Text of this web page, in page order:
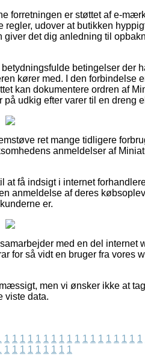
forretningen er støttet af e-
udover at butikken
det dig anledning til
betingelser der
kører med. I den forbindelse
kan dokumentere ordren af
på udkig efter varer til en dreng
ret mange tidligere
anmeldelser af
at få indsigt i internet
anmeldelse af deres
er.
med en del internet
for så vidt en bruger fra vores
men vi ønsker ikke at
viste data.
1 1 1 1 1 1 1 1 1 1 1 1 1 1 1 1 1 1
1 1 1 1 1 1 1 1 1